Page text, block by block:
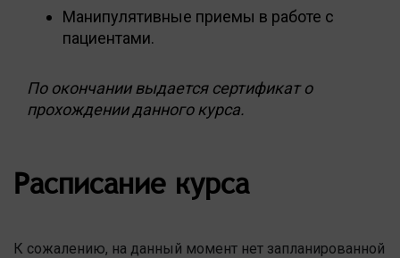
Манипулятивные приемы в работе с
пациентами.
По окончании выдается сертификат о
прохождении данного курса.
Расписание курса
К сожалению, на данный момент нет запланированной